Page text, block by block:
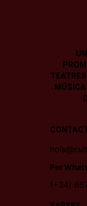
MÚSICA
Per
(+34)